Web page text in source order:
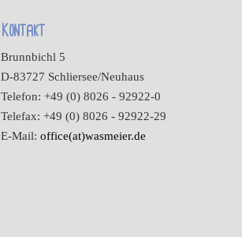
Kontakt
Brunnbichl 5
D-83727 Schliersee/Neuhaus
Telefon: +49 (0) 8026 - 92922-0
Telefax: +49 (0) 8026 - 92922-29
E-Mail:office(at)wasmeier.de